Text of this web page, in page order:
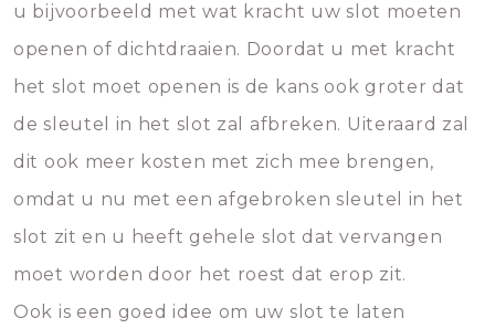
u bijvoorbeeld met wat kracht uw slot moeten
openen of dichtdraaien. Doordat u met kracht
het slot moet openen is de kans ook groter dat
de sleutel in het slot zal afbreken. Uiteraard zal
dit ook meer kosten met zich mee brengen,
omdat u nu met een afgebroken sleutel in het
slot zit en u heeft gehele slot dat vervangen
moet worden door het roest dat erop zit.
Ook is een goed idee om uw slot te laten